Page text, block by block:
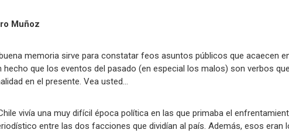
Muñoz
memoria sirve para constatar feos asuntos públicos que acaecen
hecho que los eventos del pasado (en especial los malos) son verbos
en el presente. Vea usted…
vivía una muy difícil época política en las que primaba el
entre las dos facciones que dividían al país. Además, esos eran